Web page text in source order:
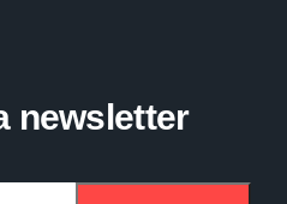
newsletter